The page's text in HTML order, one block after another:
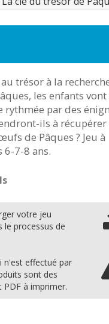
trésor à la
les enfants vont
rythmée par des
ils à récupérer
de Pâques ? Jeu à
7-8 ans.
votre jeu
le processus de
n'est effectué par
sont des
à imprimer.